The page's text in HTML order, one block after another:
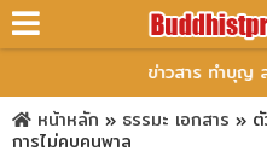
ข่าวสาร ทำบุญ
หน้าหลัก » ธรรมะ เอกสาร »
การไม่คบคนพาล